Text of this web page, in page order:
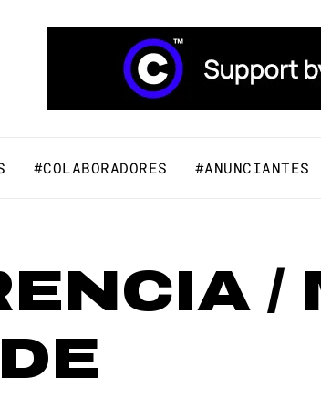
#COLABORADORES #ANUNCIANTES